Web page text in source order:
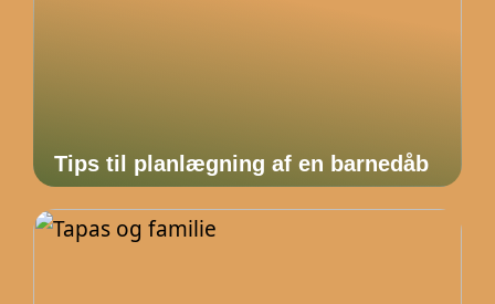
Tips til planlægning af en barnedåb